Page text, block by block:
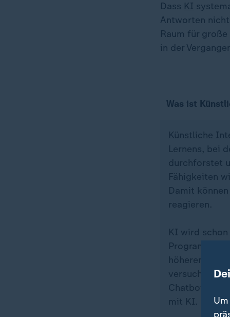
Dass KI
Antworten
Raum für
in der
Was ist
Künstliche
Lernens, bei
durchforstet
Fähigkeiten
Damit
reagieren.
KI wird
Programme
höheren
versuchen,
Chatbots
mit KI.